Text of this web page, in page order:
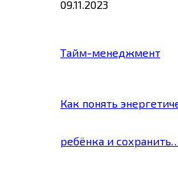
09.11.2023
Тайм-менеджмент
Как понять
ребёнка и сохранить…